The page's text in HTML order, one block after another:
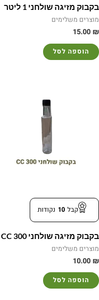
בקבוק מזיגה שולחני 1 ליטר
מוצרים משלימים
15.00 ₪
הוספה לסל
קבל 10 נקודות
בקבוק מזיגה שולחני 300 CC
מוצרים משלימים
10.00 ₪
הוספה לסל